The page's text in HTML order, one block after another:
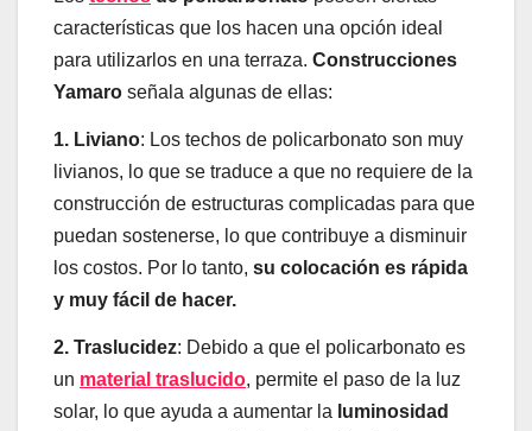
características que los hacen una opción ideal
para utilizarlos en una terraza. Construcciones
Yamaro señala algunas de ellas:
1. Liviano: Los techos de policarbonato son muy
livianos, lo que se traduce a que no requiere de la
construcción de estructuras complicadas para que
puedan sostenerse, lo que contribuye a disminuir
los costos. Por lo tanto, su colocación es rápida
y muy fácil de hacer.
2. Traslucidez: Debido a que el policarbonato es
un material traslucido, permite el paso de la luz
solar, lo que ayuda a aumentar la luminosidad